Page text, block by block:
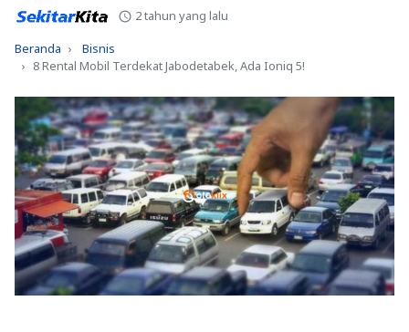
2 tahun yang lalu
Beranda
Bisnis
8 Rental Mobil Terdekat Jabodetabek, Ada Ioniq 5!